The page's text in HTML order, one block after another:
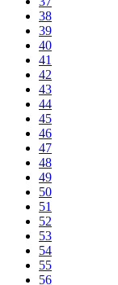
38
39
40
41
42
43
44
45
46
47
48
49
50
51
52
53
54
55
56